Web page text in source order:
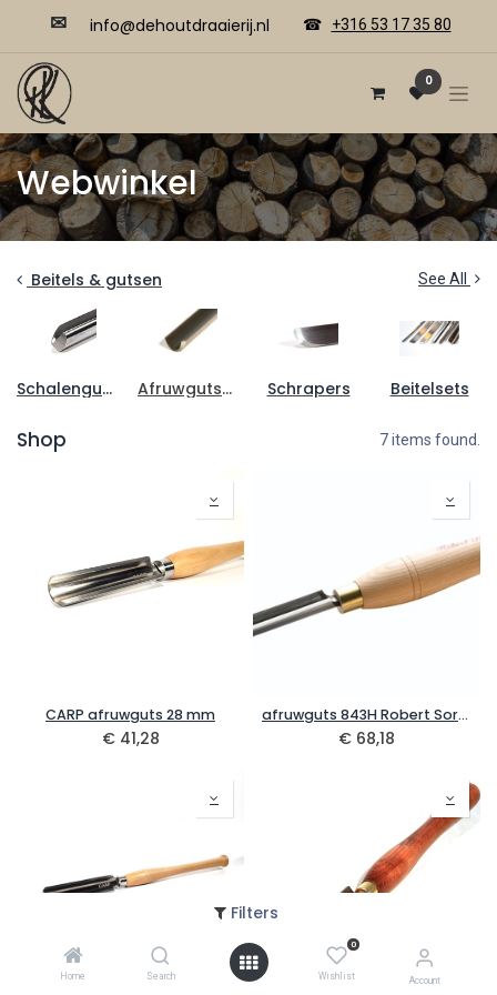
Filters
Home Search
0
Wishlist Account
✉ ​​info@dehoutdraaierij.nl ☎ +316 53 17 35 80
0
Webwinkel
Beitels & gutsen See All
Schalengutsen Afruwgutsen Schrapers Beitelsets
Shop 7 items found.
CARP afruwguts 28 mm
€ 41,28
afruwguts 843H Robert Sorby
€ 68,18